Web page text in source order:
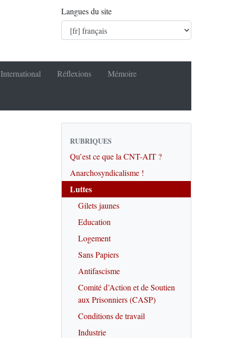
Langues du site
International Réflexions Mémoire
RUBRIQUES
Qu’est ce que la CNT-AIT ?
Anarchosyndicalisme !
Luttes
Gilets jaunes
Education
Logement
Sans Papiers
Antifascisme
Comité d’Action et de Soutien
aux Prisonniers (CASP)
Conditions de travail
Industrie